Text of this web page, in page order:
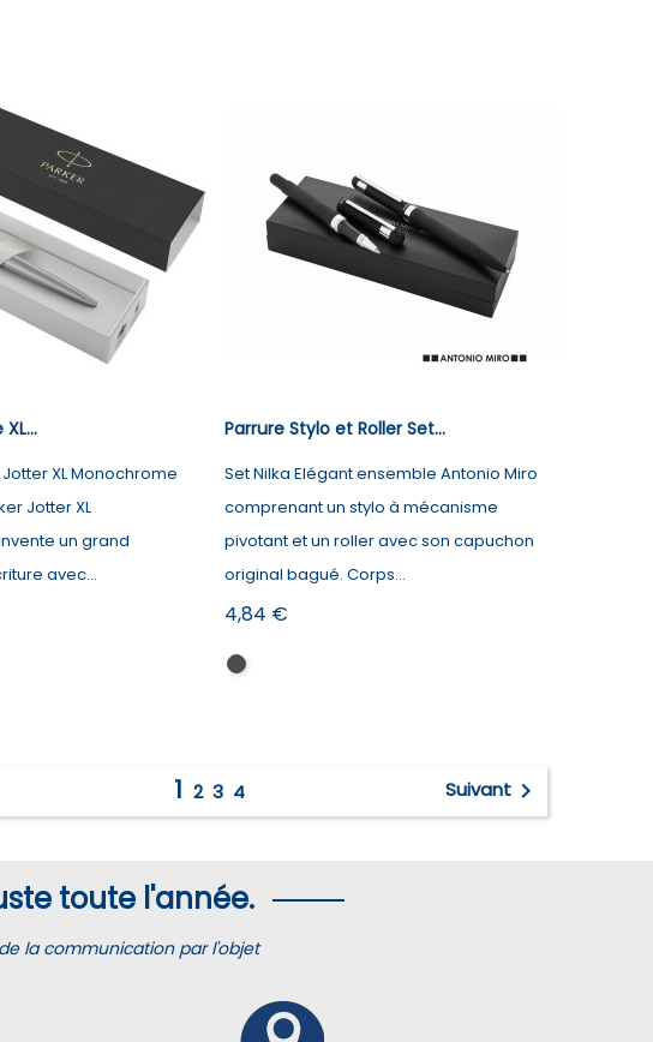
XL Monochrome
Jotter XL
un grand
avec...
Parrure Stylo et Roller Set...
Set Nilka Elégant ensemble Antonio Miro
comprenant un stylo à mécanisme
pivotant et un roller avec son capuchon
original bagué. Corps...
Prix
4,84 €
Noir
123 4 Suivant
toute l'année.
la communication par l'objet